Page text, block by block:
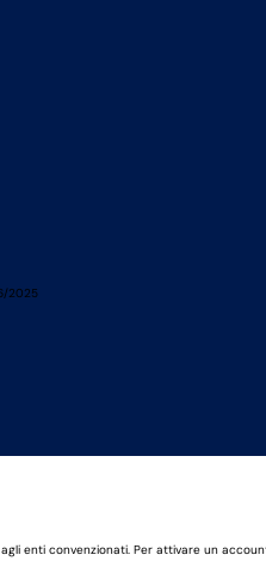
2025
enti convenzionati. Per attivare un